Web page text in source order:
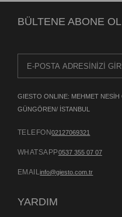
BÜLTENE ABONE OL
GIESTO ONLINE: MEHMET NESİH
GÜNGÖREN/ İSTANBUL
TELEFON02127069321
WHATSAPP0537 355 07 07
EMAILinfo@giesto.com.tr
YARDIM